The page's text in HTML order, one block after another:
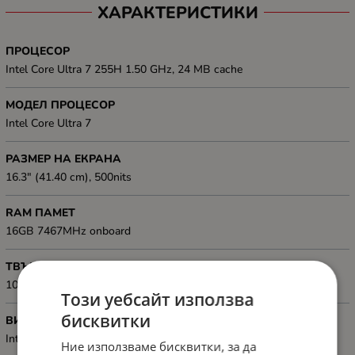
ХАРАКТЕРИСТИКИ
ПРОЦЕСОР
Intel Core Ultra 7 255H 1.50 GHz, 24 MB cache
МОДЕЛ ПРОЦЕСОР
Intel Core Ultra 7
РАЗМЕР НА ЕКРАНА
16.3" (41.40 cm), 500nits
RAM ПАМЕТ
16GB 7467MHz onboard
ТВЪРД ДИСК, GB
1000GB M.2 PCIe NVMe
ВИДЕОКАРТА
Integrated in the processor
Този уебсайт използва
бисквитки
Ние използваме бисквитки, за да